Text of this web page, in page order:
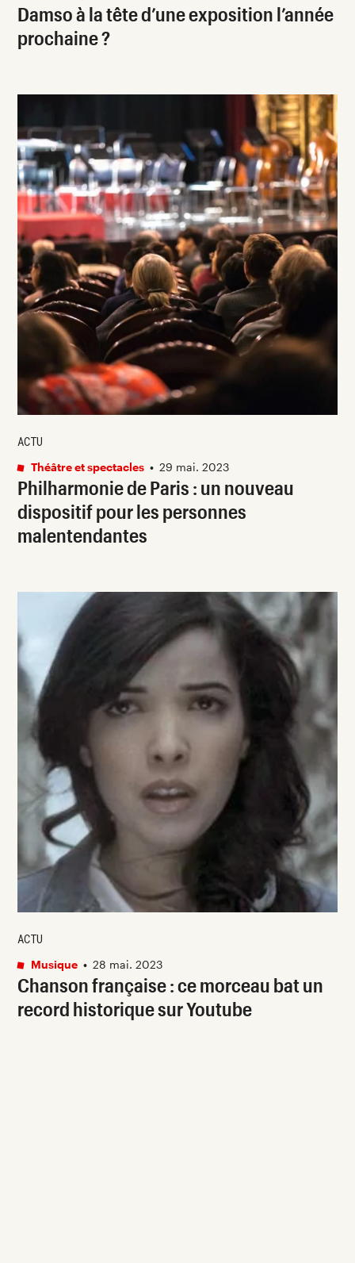
Damso à la tête d’une exposition l’année
prochaine ?
Philharmonie de Paris : un nouveau
dispositif pour les personnes
malentendantes
ACTU
Théâtre et spectacles • 29 mai. 2023
Chanson française : ce morceau bat un
record historique sur Youtube
ACTU
Musique • 28 mai. 2023